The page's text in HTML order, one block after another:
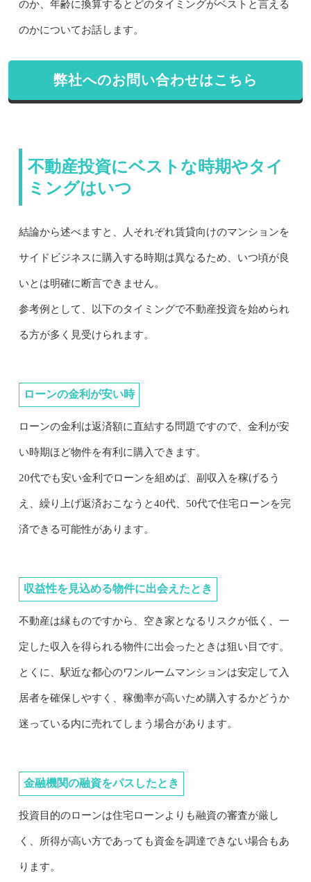
のか、年齢に換算するとどのタイミングがベストと言える
のかについてお話します。
弊社へのお問い合わせはこちら
不動産投資にベストな時期やタイ
ミングはいつ
結論から述べますと、人それぞれ賃貸向けのマンションを
サイドビジネスに購入する時期は異なるため、いつ頃が良
いとは明確に断言できません。
参考例として、以下のタイミングで不動産投資を始められ
る方が多く見受けられます。
ローンの金利が安い時
ローンの金利は返済額に直結する問題ですので、金利が安
い時期ほど物件を有利に購入できます。
20代でも安い金利でローンを組めば、副収入を稼げるう
え、繰り上げ返済おこなうと40代、50代で住宅ローンを完
済できる可能性があります。
収益性を見込める物件に出会えたとき
不動産は縁ものですから、空き家となるリスクが低く、一
定した収入を得られる物件に出会ったときは狙い目です。
とくに、駅近な都心のワンルームマンションは安定して入
居者を確保しやすく、稼働率が高いため購入するかどうか
迷っている内に売れてしまう場合があります。
金融機関の融資をパスしたとき
投資目的のローンは住宅ローンよりも融資の審査が厳し
く、所得が高い方であっても資金を調達できない場合もあ
ります。